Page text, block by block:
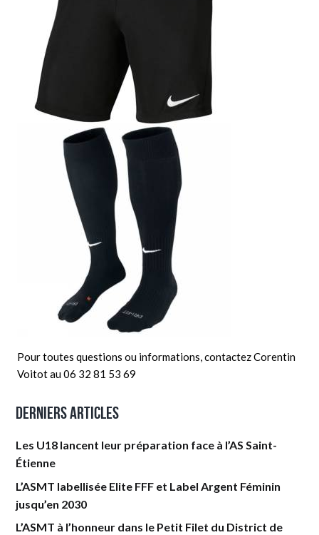
Pour toutes questions ou informations, contactez Corentin
Voitot au 06 32 81 53 69
Derniers articles
Les U18 lancent leur préparation face à l’AS Saint-
Étienne
L’ASMT labellisée Elite FFF et Label Argent Féminin
jusqu’en 2030
L’ASMT à l’honneur dans le Petit Filet du District de